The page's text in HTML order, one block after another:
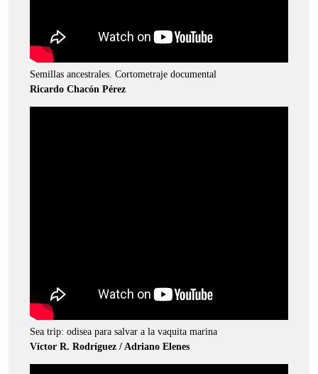
Semillas ancestrales. Cortometraje documental
Ricardo Chacón Pérez
Sea trip: odisea para salvar a la vaquita marina
Víctor R. Rodríguez / Adriano Elenes